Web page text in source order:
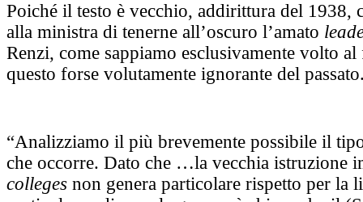
Poiché il testo è vecchio, addirittura del 1938,
alla ministra di tenerne all’oscuro l’amato
Renzi, come sappiamo esclusivamente volto
questo forse volutamente ignorante del
“Analizziamo il più brevemente possibile il
che occorre. Dato che …la vecchia istruzione
colleges non genera particolare rispetto per la